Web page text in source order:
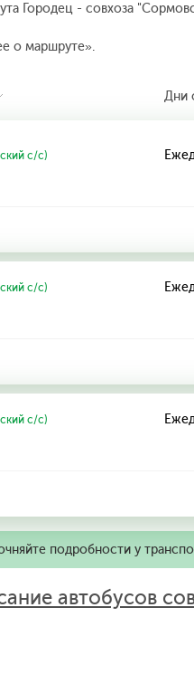
Городец - совхоза
о маршруте».
Дни
с/с)
с/с)
с/с)
подробности у
автобусов